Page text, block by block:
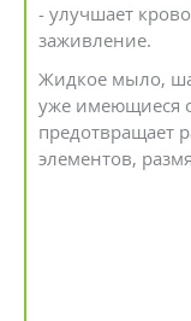
- улучшает
заживление.
Жидкое мыло,
уже имеющиеся
предотвращает
элементов,